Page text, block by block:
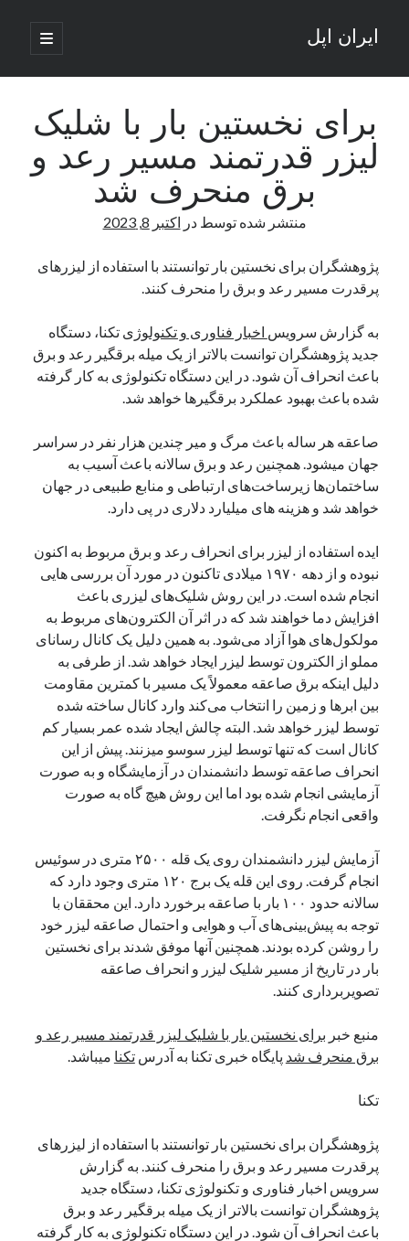
ایران اپل
باز
کردن
اصلی
نوار
کناری
جستجو
نوشته‌های تازه
راه‌های اتصال موبایل و کامپیوتر به یکدیگر: تجربه‌ای یکپارچه و کاربردی
انتقاد کاربران از اتمام زودهنگام بسته‌های اینترنت ایرانسل همزمان با شرایط
ادعای نت‌بلاکس: قطعی اینترنت ایران بیش از 120 ساعت ادامه یافت؛ اتصال
کشور به حدود یک درصد رسید
قطعی اینترنت در ایران از مرز 48 ساعت گذشت!
گوشی HMD Luma با دوربین 50 مگاپیکسل و نمایشگر 120 هرتز رونمایی شد
آخرین دیدگاه‌ها
بایگانی‌ها
فوریه 2026
ژانویه 2026
دسامبر 2025
نوامبر 2025
آگوست 2025
جولای 2025
ژوئن 2025
می 2025
آوریل 2025
مارس 2025
فوریه 2025
ژانویه 2025
دسامبر 2024
اکتبر 2024
سپتامبر 2024
آگوست 2024
جولای 2024
ژوئن 2024
می 2024
آوریل 2024
فوریه 2024
ژانویه 2024
نوامبر 2023
سپتامبر 2023
آگوست 2023
جولای 2023
دسامبر 2022
برای نخستین بار با شلیک
لیزر قدرتمند مسیر رعد و
برق منحرف شد
منتشر شده توسطدر اکتبر 8, 2023
پژوهشگران برای نخستین بار توانستند با استفاده از لیزرهای
پرقدرت مسیر رعد و برق را منحرف کنند.
به گزارش سرویس اخبار فناوری و تکنولوژی تکنا، دستگاه
جدید پژوهشگران توانست بالاتر از یک میله برقگیر رعد و برق
باعث انحراف آن شود. در این دستگاه تکنولوژی به کار گرفته
شده باعث بهبود عملکرد برقگیرها خواهد شد.
صاعقه هر ساله باعث مرگ و میر چندین هزار نفر در سراسر
جهان میشود. همچنین رعد و برق سالانه باعث آسیب به
ساختمان‌ها زیرساخت‌های ارتباطی و منابع طبیعی در جهان
خواهد شد و هزینه های میلیارد دلاری در پی دارد.
ایده استفاده از لیزر برای انحراف رعد و برق مربوط به اکنون
نبوده و از دهه ۱۹۷۰ میلادی تاکنون در مورد آن بررسی هایی
انجام شده است. در این روش شلیک‌های لیزری باعث
افزایش دما خواهند شد که در اثر آن الکترون‌های مربوط به
مولکول‌های هوا آزاد می‌شود. به همین دلیل یک کانال رسانای
مملو از الکترون توسط لیزر ایجاد خواهد شد. از طرفی به
دلیل اینکه برق صاعقه معمولاً یک مسیر با کمترین مقاومت
بین ابرها و زمین را انتخاب می‌کند وارد کانال ساخته شده
توسط لیزر خواهد شد. البته چالش ایجاد شده عمر بسیار کم
کانال است که تنها توسط لیزر سوسو میزنند. پیش از این
انحراف صاعقه توسط دانشمندان در آزمایشگاه و به صورت
آزمایشی انجام شده بود اما این روش هیچ گاه به صورت
واقعی انجام نگرفت.
آزمایش لیزر دانشمندان روی یک قله ۲۵۰۰ متری در سوئیس
انجام گرفت. روی این قله یک برج ۱۲۰ متری وجود دارد که
سالانه حدود ۱۰۰ بار با صاعقه برخورد دارد. این محققان با
توجه به پیش‌بینی‌های آب و هوایی و احتمال صاعقه لیزر خود
را روشن کرده بودند. همچنین آنها موفق شدند برای نخستین
بار در تاریخ از مسیر شلیک لیزر و انحراف صاعقه
تصویربرداری کنند.
منبع خبر برای نخستین بار با شلیک لیزر قدرتمند مسیر رعد و
برق منحرف شد پایگاه خبری تکنا به آدرستکنا میباشد.
تکنا
پژوهشگران برای نخستین بار توانستند با استفاده از لیزرهای
پرقدرت مسیر رعد و برق را منحرف کنند. به گزارش
سرویس اخبار فناوری و تکنولوژی تکنا، دستگاه جدید
پژوهشگران توانست بالاتر از یک میله برقگیر رعد و برق
باعث انحراف آن شود. در این دستگاه تکنولوژی به کار گرفته